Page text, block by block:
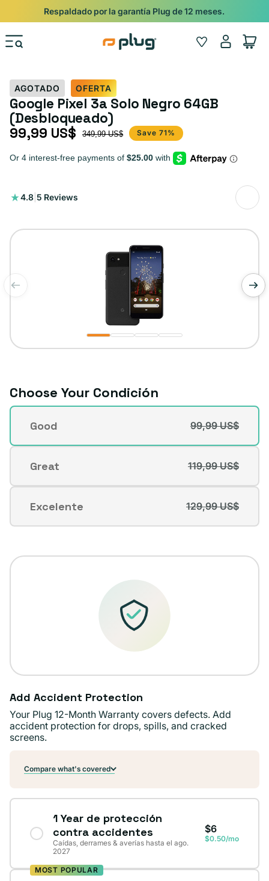
Ir al contenido
Pide con Entrega Nocturna para recibir antes del 24/12.
Wishlist
Iniciar
sesión
Carrito
AGOTADO OFERTA
Google Pixel 3a Solo Negro 64GB
(Desbloqueado)
Precio de oferta
99,99 US$
Precio habitual 349,99 US$ Save 71%
4.8 5 Reviews
5
Choose Your Condición
Condición
Good
Variante
agotada
o
no
disponible
99,99 US$
Great
Variante
agotada
o
no
disponible
119,99 US$
Excelente
Variante
agotada
no
129,99 US$
Add Accident Protection
Your Plug 12-Month Warranty covers defects. Add
accident protection for drops, spills, and cracked
screens.
Compare what's covered
1 Year de protección
contra accidentes
Caídas, derrames & averías hasta el ago.
2027
$6
$0.50/mo
MOST POPULAR